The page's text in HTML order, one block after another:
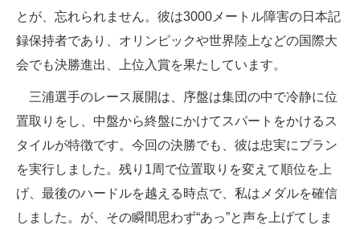
とが、忘れられません。彼は3000メートル障害の日本記
録保持者であり、オリンピックや世界陸上などの国際大
会でも決勝進出、上位入賞を果たしています。
三浦選手のレース展開は、序盤は集団の中で冷静に位
置取りをし、中盤から終盤にかけてスパートをかけるス
タイルが特徴です。今回の決勝でも、彼は忠実にプラン
を実行しました。残り1周で位置取りを変えて順位を上
げ、最後のハードルを越える時点で、私はメダルを確信
しました。が、その瞬間思わず“あっ”と声を上げてしま